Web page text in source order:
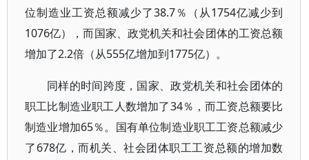
位制造业工资总额减少了38.7％（从1754亿减少到
1076亿），而国家、政党机关和社会团体的工资总额
增加了2.2倍（从555亿增加到1775亿）。
同样的时间跨度，国家、政党机关和社会团体的
职工比制造业职工人数增加了34％，而工资总额要比
制造业增加65％。国有单位制造业职工工资总额减少
了678亿，而机关、社会团体职工工资总额的增加数